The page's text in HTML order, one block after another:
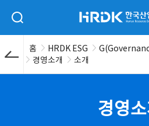
검색 입력폼 열기 HRDK 한국산업인
홈 HRDK ESG
경영소개
소개
경영소